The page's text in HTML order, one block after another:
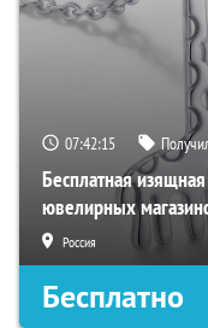
07:42:14
Бесплатная
ювелирных
Россия
Бесплатно